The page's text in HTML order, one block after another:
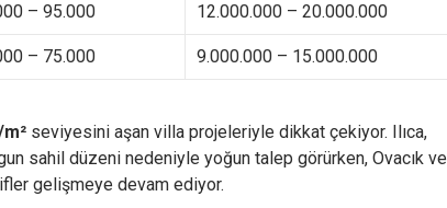
– 95.000 12.000.000 – 20.000.000
– 75.000 9.000.000 – 15.000.000
seviyesini aşan villa projeleriyle dikkat çekiyor. Ilıca,
sahil düzeni nedeniyle yoğun talep görürken, Ovacık ve
gelişmeye devam ediyor.